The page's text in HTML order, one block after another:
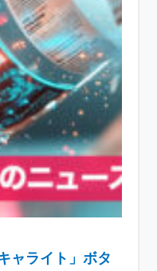
ャライト」ボタ